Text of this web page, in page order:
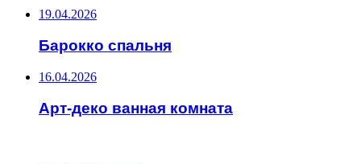
19.04.2026
Барокко спальня
16.04.2026
Арт-деко ванная комната